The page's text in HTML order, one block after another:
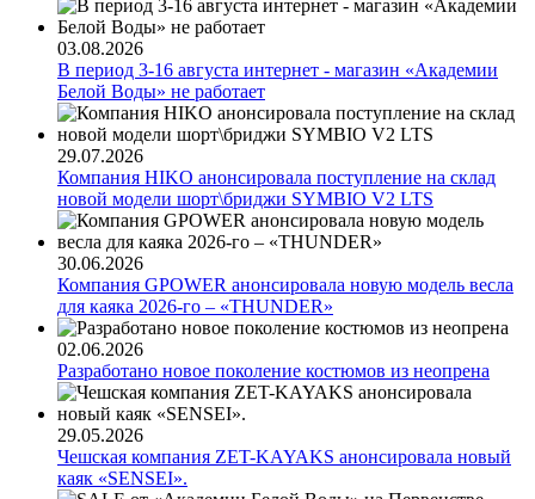
03.08.2026
В период 3-16 августа интернет - магазин «Академии
Белой Воды» не работает
29.07.2026
Компания HIKO анонсировала поступление на склад
новой модели шорт\бриджи SYMBIO V2 LTS
30.06.2026
Компания GPOWER анонсировала новую модель весла
для каяка 2026-го – «THUNDER»
02.06.2026
Разработано новое поколение костюмов из неопрена
29.05.2026
Чешская компания ZET-KAYAKS анонсировала новый
каяк «SENSEI».